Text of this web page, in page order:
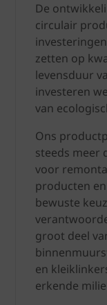
De
circulair
zetten op
levensduur
investeren
van
Ons
steeds meer
voor
producten
bewuste
groot deel
en
erkende